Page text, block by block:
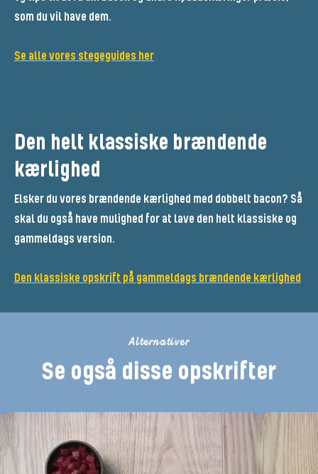
som du vil have dem.
Se alle vores stegeguides her
Den helt klassiske brændende
kærlighed
Elsker du vores brændende kærlighed med dobbelt bacon? Så
skal du også have mulighed for at lave den helt klassiske og
gammeldags version.
Den klassiske opskrift på gammeldags brændende kærlighed
Alternativer
Se også disse opskrifter